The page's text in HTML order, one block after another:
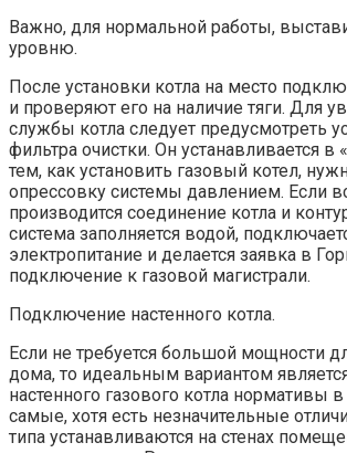
Важно, для нормальной работы,
уровню.
После установки котла на место
и проверяют его на наличие тяги. Для
службы котла следует предусмотреть
фильтра очистки. Он устанавливается в
тем, как установить газовый котел,
опрессовку системы давлением. Если
производится соединение котла и
система заполняется водой,
электропитание и делается заявка в
подключение к газовой магистрали.
Подключение настенного котла.
Если не требуется большой мощности
дома, то идеальным вариантом
настенного газового котла нормативы
самые, хотя есть незначительные
типа устанавливаются на стенах